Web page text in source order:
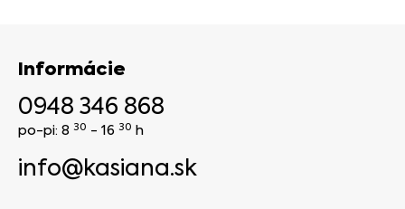
Informácie
0948 346 868
po-pi: 8 30 - 16 30 h
info@kasiana.sk